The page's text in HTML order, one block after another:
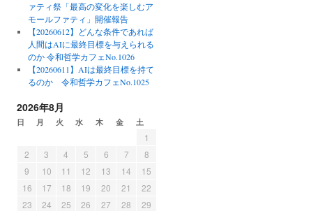
ァティ祭「最高の変化を楽しむア
モールファティ」開催報告
【20260612】どんな条件であれば
人間はAIに最終目標を与えられる
のか 令和哲学カフェNo.1026
【20260611】AIは最終目標を持て
るのか 令和哲学カフェNo.1025
2026年8月
日 月 火 水 木 金 土
1
2
3 4 5 6 7
8
9
10 11 12 13 14
15
16
17 18 19 20 21
22
23
24 25 26 27 28
29